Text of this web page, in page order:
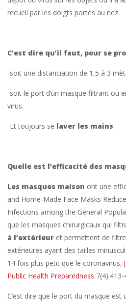
recueil par les doigts portés au nez.
C’est dire qu’il faut, pour se
-soit une distanciation de 1,5 à 3
-soit le port d’un masque filtrant ou
virus.
-Et toujours se laver les mains
Quelle est l’efficacité des
Les masques maison ont une
and Home-Made Face Masks
Infections among the General
que les masques chirurgicaux qui
à l’extérieur et permettent de
extérieures ayant des tailles
14 fois plus petit que le coronavirus,
Public Health Preparedness
C’est dire que le port du masque